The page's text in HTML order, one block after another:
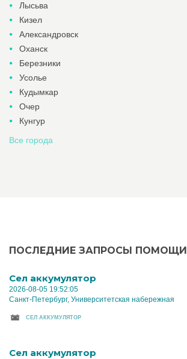
Лысьва
Кизел
Александровск
Оханск
Березники
Усолье
Кудымкар
Очер
Кунгур
Все города
ПОСЛЕДНИЕ ЗАПРОСЫ ПОМОЩИ
Cел аккумулятор
2026-08-05 19:52:05
Санкт-Петербург, Университетская набережная
CЕЛ АККУМУЛЯТОР
Cел аккумулятор